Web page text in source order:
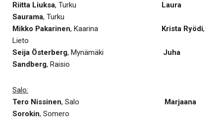
Riitta Liuksa, Turku Laura
Saurama, Turku
Mikko Pakarinen, Kaarina Krista Ryödi,
Lieto
Seija Österberg, Mynämäki Juha
Sandberg, Raisio
Salo:
Tero Nissinen, Salo Marjaana
Sorokin, Somero